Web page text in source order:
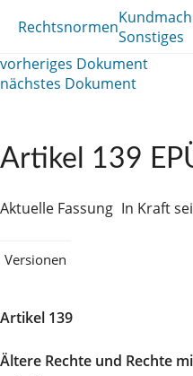
RechtsnormenSonstiges
vorheriges Dokument
nächstes Dokument
Artikel 139
Aktuelle Fassung In Kraft
Versionen
Artikel 139
Ältere Rechte und Rechte